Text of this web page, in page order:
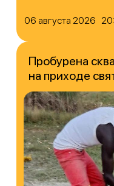
06 августа 2026
Пробурена
на приходе